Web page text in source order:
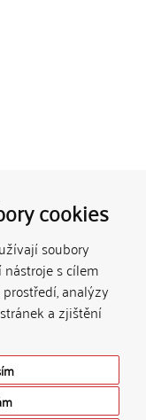
cookies
soubory
s cílem
analýzy
a zjištění